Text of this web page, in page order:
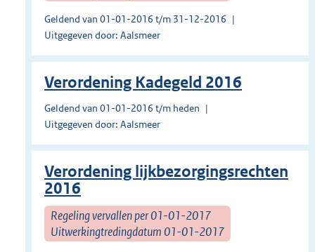
Geldend van 01-01-2016 t/m 31-12-2016
Uitgegeven door: Aalsmeer
Verordening Kadegeld 2016
Geldend van 01-01-2016 t/m heden
Uitgegeven door: Aalsmeer
Verordening lijkbezorgingsrechten
2016
Regeling vervallen per 01-01-2017
Uitwerkingtredingdatum 01-01-2017